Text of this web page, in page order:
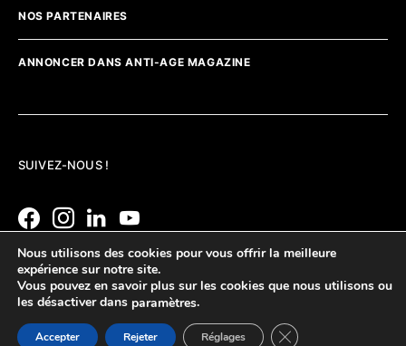
NOS PARTENAIRES
ANNONCER DANS ANTI-AGE MAGAZINE
SUIVEZ-NOUS !
Nous utilisons des cookies pour vous offrir la meilleure
expérience sur notre site.
Vous pouvez en savoir plus sur les cookies que nous utilisons ou
les désactiver dans paramètres.
Accepter Rejeter Réglages Fermer la bannière